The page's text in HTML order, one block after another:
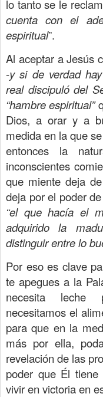
lo tanto se le
cuenta con el
espiritual”.
Al aceptar a Jesús
-y si de verdad
real discipuló del
“hambre espiritual”
Dios, a orar y a
medida en la que
entonces la
inconscientes
que miente deja
deja por el poder
“el que hacía el
adquirido la
distinguir entre lo
Por eso es clave
te apegues a la
necesita leche
necesitamos el
para que en la
más por ella,
revelación de las
poder que Él
vivir en victoria en